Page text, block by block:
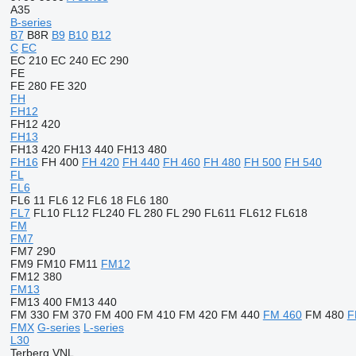
A35
B-series
B7 B8R B9 B10 B12
C EC
EC 210 EC 240 EC 290
FE
FE 280 FE 320
FH
FH12
FH12 420
FH13
FH13 420 FH13 440 FH13 480
FH16 FH 400 FH 420 FH 440 FH 460 FH 480 FH 500 FH 540
FL
FL6
FL6 11 FL6 12 FL6 18 FL6 180
FL7 FL10 FL12 FL240 FL 280 FL 290 FL611 FL612 FL618
FM
FM7
FM7 290
FM9 FM10 FM11 FM12
FM12 380
FM13
FM13 400 FM13 440
FM 330 FM 370 FM 400 FM 410 FM 420 FM 440 FM 460 FM 480
FMX G-series L-series
L30
Terberg VNL